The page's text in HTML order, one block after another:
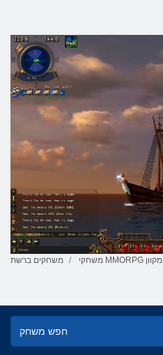
משחקים ברשת משחקי MMORPG מקוון